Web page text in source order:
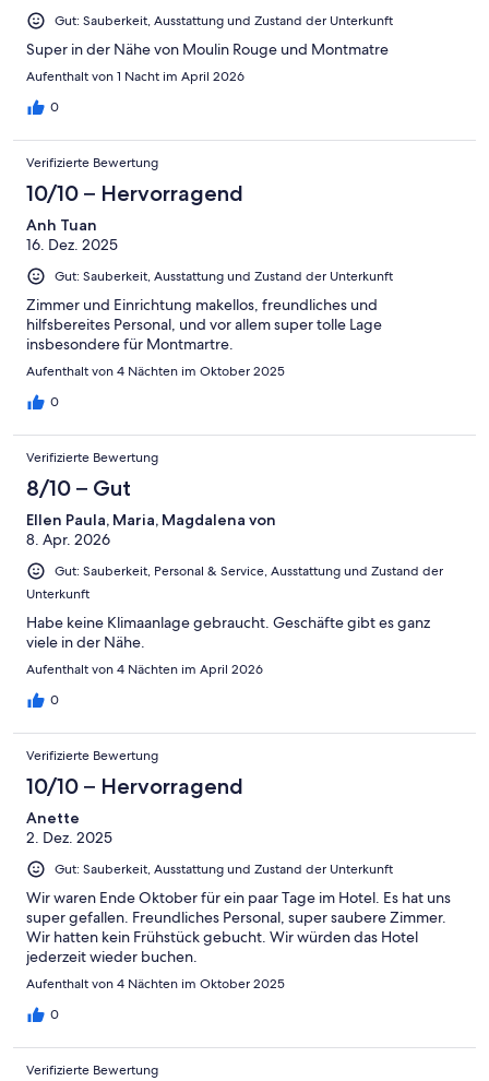
Ungenügend
Gut: Sauberkeit, Ausstattung und Zustand der Unterkunft
Super in der Nähe von Moulin Rouge und Montmatre
Aufenthalt von 1 Nacht im April 2026
0
Verifizierte Bewertung
10/10 – Hervorragend
Anh Tuan
16. Dez. 2025
Gut: Sauberkeit, Ausstattung und Zustand der Unterkunft
Zimmer und Einrichtung makellos, freundliches und
hilfsbereites Personal, und vor allem super tolle Lage
insbesondere für Montmartre.
Aufenthalt von 4 Nächten im Oktober 2025
0
Verifizierte Bewertung
8/10 – Gut
Ellen Paula, Maria, Magdalena von
8. Apr. 2026
Gut: Sauberkeit, Personal & Service, Ausstattung und Zustand der
Unterkunft
Habe keine Klimaanlage gebraucht. Geschäfte gibt es ganz
viele in der Nähe.
Aufenthalt von 4 Nächten im April 2026
0
Verifizierte Bewertung
10/10 – Hervorragend
Anette
2. Dez. 2025
Gut: Sauberkeit, Ausstattung und Zustand der Unterkunft
Wir waren Ende Oktober für ein paar Tage im Hotel. Es hat uns
super gefallen. Freundliches Personal, super saubere Zimmer.
Wir hatten kein Frühstück gebucht. Wir würden das Hotel
jederzeit wieder buchen.
Aufenthalt von 4 Nächten im Oktober 2025
0
Verifizierte Bewertung